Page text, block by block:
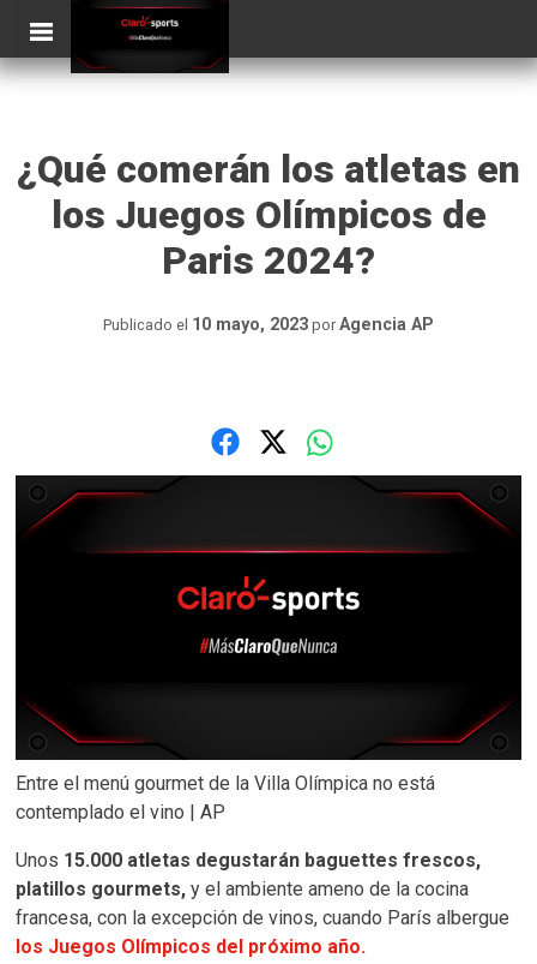
content
ClaroSports
¿Qué comerán los atletas en
los Juegos Olímpicos de
Paris 2024?
Publicado el 10 mayo, 2023 por Agencia AP
Entre el menú gourmet de la Villa Olímpica no está
contemplado el vino | AP
Unos 15.000 atletas degustarán baguettes frescos,
platillos gourmets, y el ambiente ameno de la cocina
francesa, con la excepción de vinos, cuando París albergue
los Juegos Olímpicos del próximo año.